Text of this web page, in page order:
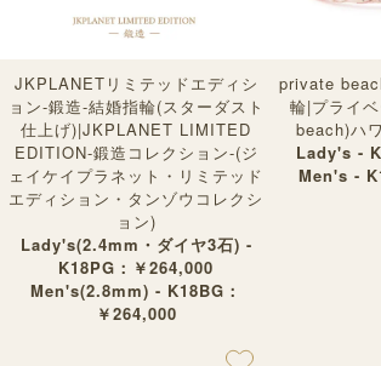
JKPLANETリミテッドエディシ
ョン-鍛造-結婚指輪(スターダスト
仕上げ)|JKPLANET LIMITED
EDITION-鍛造コレクション-(ジ
ェイケイプラネット・リミテッド
エディション・タンゾウコレクシ
ョン)
Lady's(2.4mm・ダイヤ3石) -
K18PG：￥264,000
Men's(2.8mm) - K18BG：
￥264,000
private
輪|プライ
beach)ハ
Lady's -
Men's -